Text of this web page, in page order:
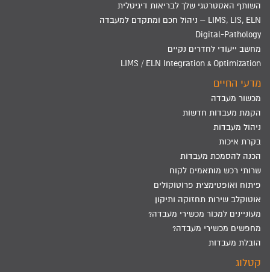
השותף האסטרטגי שלך לבריאות דיגיטלית
LIMS, LIS, ELN – ניהול חכם ומתקדם למעבדה
Digital-Pathology
מחשב ייעודי לחדרים נקיים
LIMS / ELN Integration & Optimization
מדעי החיים
מכשור מעבדה
הקמת מעבדות חדשות
ניהול מעבדות
בקרת איכות
הכנה להסמכת מעבדות
שרותי רכש מותאמים לקוח
פיתוח ואופטימצית פרוטוקולים
אוטוקלב שירות תחזוקה ותיקון
מעוניינים למכור מכשירי מעבדה?
מחפשים מכשירי מעבדה?
הובלת מעבדות
קטלוג